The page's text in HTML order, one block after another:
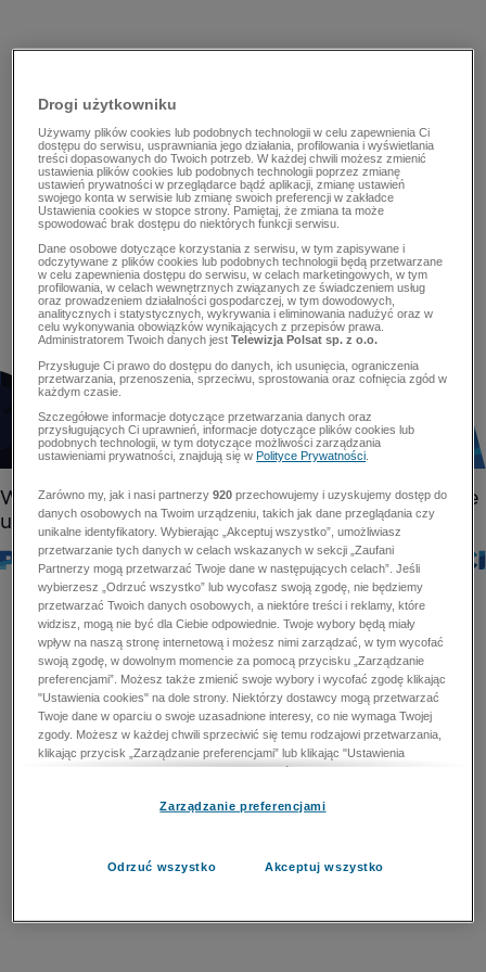
Drogi użytkowniku
Używamy plików cookies lub podobnych technologii w celu zapewnienia Ci
dostępu do serwisu, usprawniania jego działania, profilowania i wyświetlania
treści dopasowanych do Twoich potrzeb. W każdej chwili możesz zmienić
ustawienia plików cookies lub podobnych technologii poprzez zmianę
ustawień prywatności w przeglądarce bądź aplikacji, zmianę ustawień
swojego konta w serwisie lub zmianę swoich preferencji w zakładce
Ustawienia cookies w stopce strony. Pamiętaj, że zmiana ta może
spowodować brak dostępu do niektórych funkcji serwisu.
Dane osobowe dotyczące korzystania z serwisu, w tym zapisywane i
odczytywane z plików cookies lub podobnych technologii będą przetwarzane
w celu zapewnienia dostępu do serwisu, w celach marketingowych, w tym
profilowania, w celach wewnętrznych związanych ze świadczeniem usług
oraz prowadzeniem działalności gospodarczej, w tym dowodowych,
analitycznych i statystycznych, wykrywania i eliminowania nadużyć oraz w
celu wykonywania obowiązków wynikających z przepisów prawa.
Administratorem Twoich danych jestTelewizja Polsat sp. z o.o.
Przysługuje Ci prawo do dostępu do danych, ich usunięcia, ograniczenia
przetwarzania, przenoszenia, sprzeciwu, sprostowania oraz cofnięcia zgód w
każdym czasie.
Szczegółowe informacje dotyczące przetwarzania danych oraz
przysługujących Ci uprawnień, informacje dotyczące plików cookies lub
podobnych technologii, w tym dotyczące możliwości zarządzania
ustawieniami prywatności, znajdują się wPolityce Prywatności
Zarówno my, jak i nasi partnerzy920 przechowujemy i uzyskujemy dostęp do
danych osobowych na Twoim urządzeniu, takich jak dane przeglądania czy
unikalne identyfikatory. Wybierając „Akceptuj wszystko”, umożliwiasz
przetwarzanie tych danych w celach wskazanych w sekcji „Zaufani
Partnerzy mogą przetwarzać Twoje dane w następujących celach”. Jeśli
wybierzesz „Odrzuć wszystko” lub wycofasz swoją zgodę, nie będziemy
przetwarzać Twoich danych osobowych, a niektóre treści i reklamy, które
widzisz, mogą nie być dla Ciebie odpowiednie. Twoje wybory będą miały
wpływ na naszą stronę internetową i możesz nimi zarządzać, w tym wycofać
swoją zgodę, w dowolnym momencie za pomocą przycisku „Zarządzanie
preferencjami”. Możesz także zmienić swoje wybory i wycofać zgodę klikając
"Ustawienia cookies" na dole strony. Niektórzy dostawcy mogą przetwarzać
Twoje dane w oparciu o swoje uzasadnione interesy, co nie wymaga Twojej
zgody. Możesz w każdej chwili sprzeciwić się temu rodzajowi przetwarzania,
klikając przycisk „Zarządzanie preferencjami” lub klikając "Ustawienia
cookies" na dole strony. Nie możesz sprzeciwić się przetwarzaniu przez
zapobiegania oszustwom i naprawiania błędów, a w tym celu mogą zostać
przetwarzaniu danych osobowych w celu dostarczania i prezentacji reklam i
Zarządzanie preferencjami
Odrzuć wszystko Akceptuj wszystko